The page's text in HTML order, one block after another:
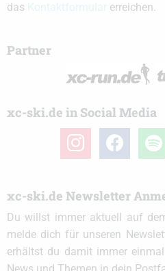
das
erreichen.
Partner
xc-ski.de in Social Media
instagramfacebook spotify
xc-ski.de Newsletter
Du willst immer aktuell auf
melde dich für unseren
erhältst du damit immer